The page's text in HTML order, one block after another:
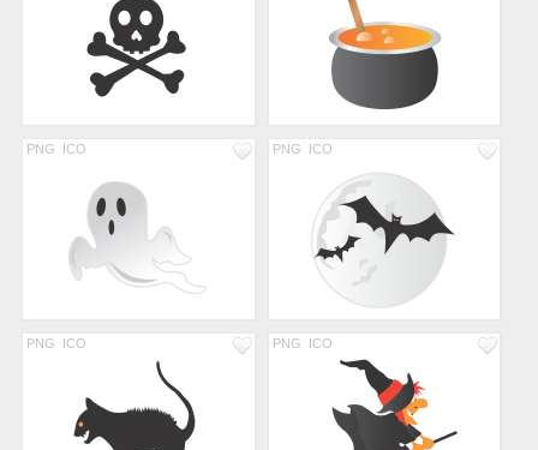
PNG ICO PNG ICO
PNG ICO PNG ICO